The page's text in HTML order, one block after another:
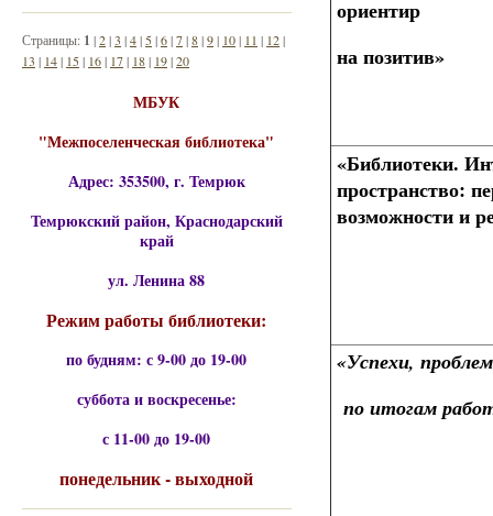
ориентир
на позитив»
«Библиотеки.
пространство:
возможности и
«Успехи,
по итогам
Страницы: 1 |2|3 |4| 5|6|7|8|9| 10| 11 | 12|
13 | 14| 15| 16| 17| 18| 19|20
МБУК
"Межпоселенческая библиотека"
Адрес: 353500, г. Темрюк
Темрюкский район, Краснодарский
край
ул. Ленина 88
Режим работы библиотеки:
по будням: с 9-00 до 19-00
суббота и воскресенье:
с 11-00 до 19-00
понедельник - выходной